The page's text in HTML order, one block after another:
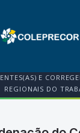
E
REGIONAIS DO